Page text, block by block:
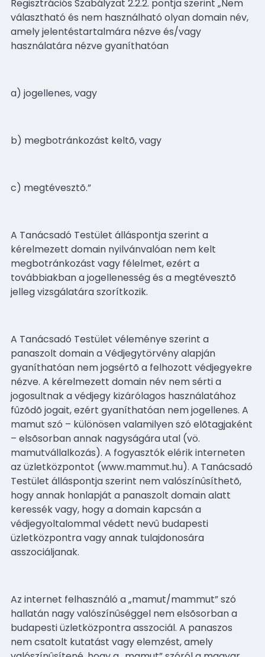
Regisztrációs Szabályzat 2.2.2. pontja szerint „Nem
választható és nem használható olyan domain név,
amely jelentéstartalmára nézve és/vagy
használatára nézve gyaníthatóan
a) jogellenes, vagy
b) megbotránkozást keltõ, vagy
c) megtévesztõ.”
A Tanácsadó Testület álláspontja szerint a
kérelmezett domain nyilvánvalóan nem kelt
megbotránkozást vagy félelmet, ezért a
továbbiakban a jogellenesség és a megtévesztõ
jelleg vizsgálatára szorítkozik.
A Tanácsadó Testület véleménye szerint a
panaszolt domain a Védjegytörvény alapján
gyaníthatóan nem jogsértõ a felhozott védjegyekre
nézve. A kérelmezett domain név nem sérti a
jogosultnak a védjegy kizárólagos használatához
fûzõdõ jogait, ezért gyaníthatóan nem jogellenes. A
mamut szó – különösen valamilyen szó elõtagjaként
– elsõsorban annak nagyságára utal (vö.
mamutvállalkozás). A fogyasztók elérik interneten
az üzletközpontot (www.mammut.hu). A Tanácsadó
Testület álláspontja szerint nem valószínûsíthetõ,
hogy annak honlapját a panaszolt domain alatt
keressék vagy, hogy a domain kapcsán a
védjegyoltalommal védett nevû budapesti
üzletközpontra vagy annak tulajdonosára
asszociáljanak.
Az internet felhasználó a „mamut/mammut” szó
hallatán nagy valószínûséggel nem elsõsorban a
budapesti üzletközpontra asszociál. A panaszos
nem csatolt kutatást vagy elemzést, amely